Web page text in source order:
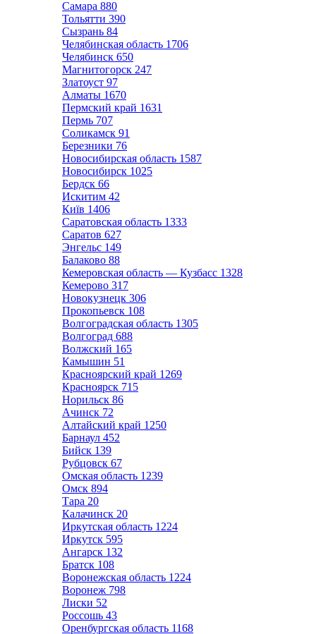
Самара 880
Тольятти 390
Сызрань 84
Челябинская область 1706
Челябинск 650
Магнитогорск 247
Златоуст 97
Алматы 1670
Пермский край 1631
Пермь 707
Соликамск 91
Березники 76
Новосибирская область 1587
Новосибирск 1025
Бердск 66
Искитим 42
Київ 1406
Саратовская область 1333
Саратов 627
Энгельс 149
Балаково 88
Кемеровская область — Кузбасс 1328
Кемерово 317
Новокузнецк 306
Прокопьевск 108
Волгоградская область 1305
Волгоград 688
Волжский 165
Камышин 51
Красноярский край 1269
Красноярск 715
Норильск 86
Ачинск 72
Алтайский край 1250
Барнаул 452
Бийск 139
Рубцовск 67
Омская область 1239
Омск 894
Тара 20
Калачинск 20
Иркутская область 1224
Иркутск 595
Ангарск 132
Братск 108
Воронежская область 1224
Воронеж 798
Лиски 52
Россошь 43
Оренбургская область 1168